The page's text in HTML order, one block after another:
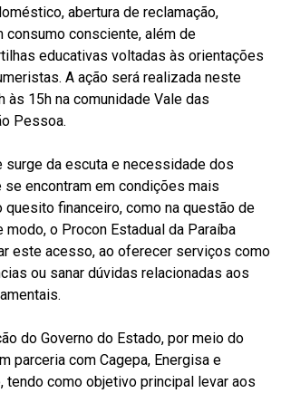
abertura de reclamação,
consumo consciente, além de
educativas voltadas às orientações
A ação será realizada neste
às 15h na comunidade Vale das
Pessoa.
surge da escuta e necessidade dos
encontram em condições mais
quesito financeiro, como na questão de
o Procon Estadual da Paraíba
este acesso, ao oferecer serviços como
ou sanar dúvidas relacionadas aos
do Governo do Estado, por meio do
parceria com Cagepa, Energisa e
tendo como objetivo principal levar aos